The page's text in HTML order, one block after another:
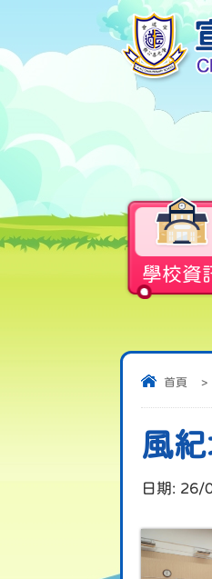
學校資
首頁 >
風紀
日期: 26/